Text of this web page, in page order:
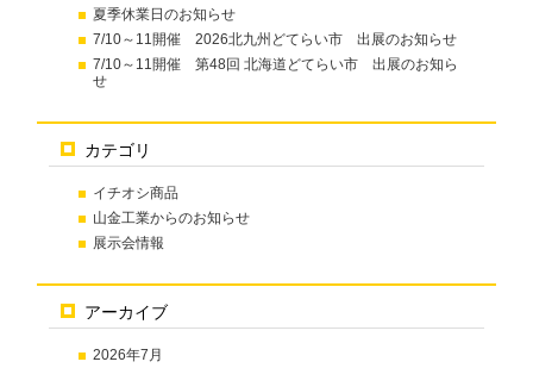
夏季休業日のお知らせ
7/10～11開催 2026北九州どてらい市 出展のお知らせ
7/10～11開催 第48回 北海道どてらい市 出展のお知ら
せ
カテゴリ
イチオシ商品
山金工業からのお知らせ
展示会情報
アーカイブ
2026年7月